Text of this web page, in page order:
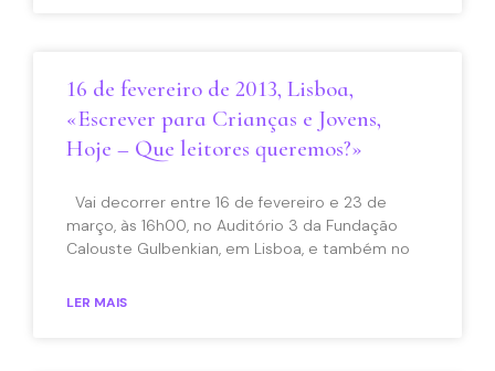
16 de fevereiro de 2013, Lisboa,
«Escrever para Crianças e Jovens,
Hoje – Que leitores queremos?»
Vai decorrer entre 16 de fevereiro e 23 de
março, às 16h00, no Auditório 3 da Fundação
Calouste Gulbenkian, em Lisboa, e também no
LER MAIS